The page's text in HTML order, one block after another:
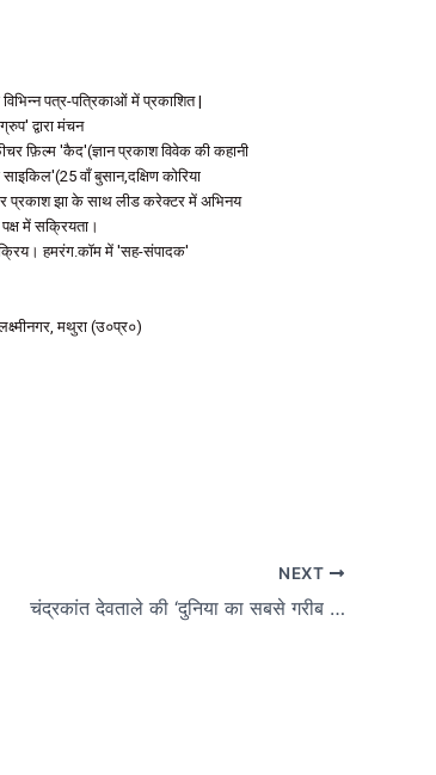
पत्र-पत्रिकाओं में प्रकाशित |
द्वारा मंचन
फ़िल्म 'कैद'(ज्ञान प्रकाश विवेक की कहानी
वाँ बुसान,दक्षिण कोरिया
प्रकाश झा के साथ लीड करेक्टर में अभिनय
में सक्रियता।
हमरंग.कॉम में 'सह-संपादक'
मथुरा (उ०प्र०)
NEXT
चंद्रकांत देवताले की ‘दुनिया का सबसे गरीब आदमी’ एवं अन्य कविताएं